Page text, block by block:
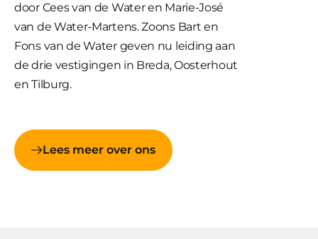
door Cees van de Water en Marie-José
van de Water-Martens. Zoons Bart en
Fons van de Water geven nu leiding aan
de drie vestigingen in Breda, Oosterhout
en Tilburg.
Lees meer over ons